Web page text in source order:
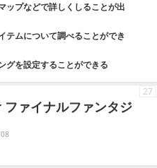
ップなどで詳しくしることが出
テムについて調べることができ
グを設定することができる
ァイナルファンタジ
27